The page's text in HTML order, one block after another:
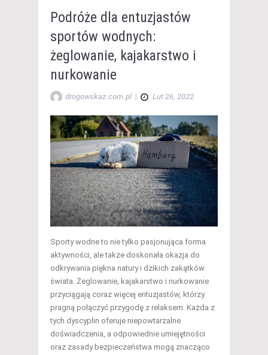
Podróże dla entuzjastów
sportów wodnych:
żeglowanie, kajakarstwo i
nurkowanie
drogowskaz.com.pl | Lut 26, 2022
Sporty wodne to nie tylko pasjonująca forma
aktywności, ale także doskonała okazja do
odkrywania piękna natury i dzikich zakątków
świata. Żeglowanie, kajakarstwo i nurkowanie
przyciągają coraz więcej entuzjastów, którzy
pragną połączyć przygodę z relaksem. Każda z
tych dyscyplin oferuje niepowtarzalne
doświadczenia, a odpowiednie umiejętności
oraz zasady bezpieczeństwa mogą znacząco